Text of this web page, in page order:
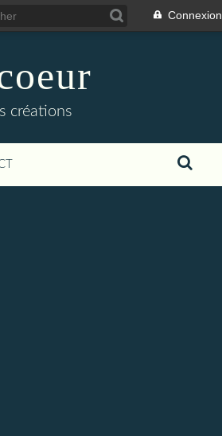
Connexion
créations